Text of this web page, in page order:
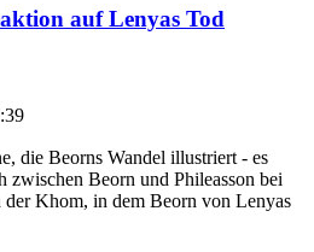
auf Lenyas Tod
die Beorns Wandel illustriert - es
zwischen Beorn und Phileasson bei
der Khom, in dem Beorn von Lenyas